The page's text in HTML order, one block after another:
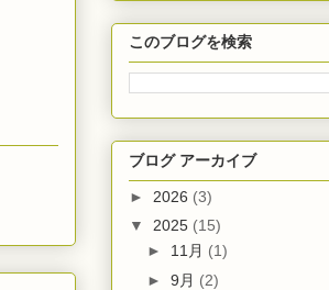
このブログを検索
ブログ アーカイブ
► 2026 (3)
▼ 2025 (15)
► 11月 (1)
►9月 (2)